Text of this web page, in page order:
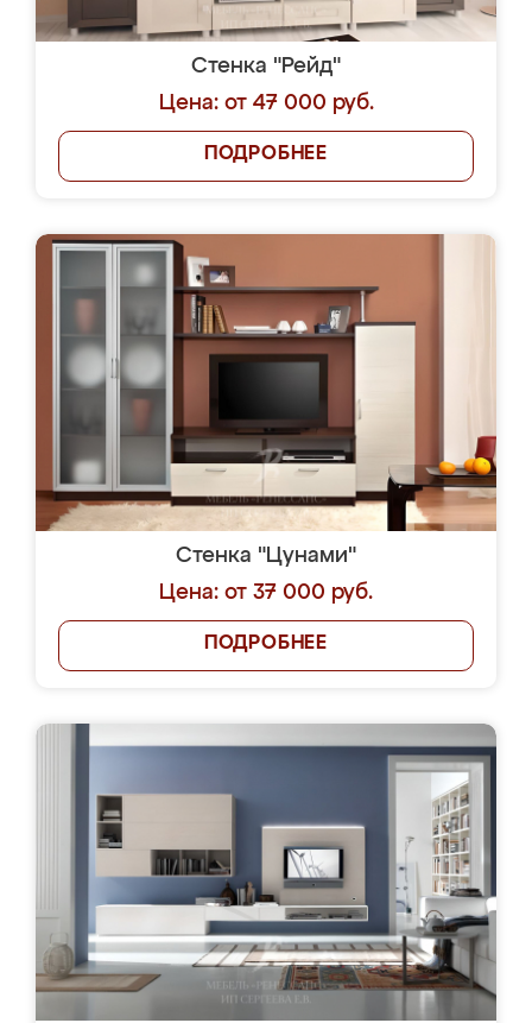
Стенка "Рейд"
Цена: от 47 000 руб.
ПОДРОБНЕЕ
Стенка "Цунами"
Цена: от 37 000 руб.
ПОДРОБНЕЕ